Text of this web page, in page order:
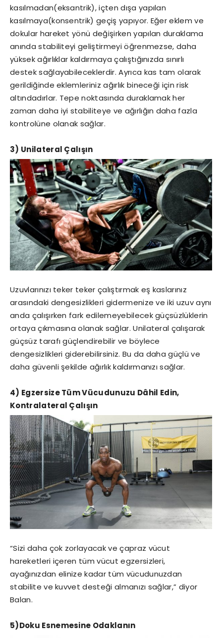
kasılmadan(eksantrik), içten dışa yapılan
kasılmaya(konsentrik) geçiş yapıyor. Eğer eklem ve
dokular hareket yönü değişirken yapılan duraklama
anında stabiliteyi geliştirmeyi öğrenmezse, daha
yüksek ağırlıklar kaldırmaya çalıştığınızda sınırlı
destek sağlayabileceklerdir. Ayrıca kas tam olarak
gerildiğinde eklemleriniz ağırlık bineceği için risk
altındadırlar. Tepe noktasında duraklamak her
zaman daha iyi stabiliteye ve ağırlığın daha fazla
kontrolüne olanak sağlar.
3) Unilateral Çalışın
Uzuvlarınızı teker teker çalıştırmak eş kaslarınız
arasındaki dengesizlikleri gidermenize ve iki uzuv aynı
anda çalışırken fark edilemeyebilecek güçsüzlüklerin
ortaya çıkmasına olanak sağlar. Unilateral çalışarak
güçsüz tarafı güçlendirebilir ve böylece
dengesizlikleri giderebilirsiniz. Bu da daha güçlü ve
daha güvenli şekilde ağırlık kaldırmanızı sağlar.
4) Egzersize Tüm Vücudunuzu Dâhil Edin,
Kontralateral Çalışın
“Sizi daha çok zorlayacak ve çapraz vücut
hareketleri içeren tüm vücut egzersizleri,
ayağınızdan elinize kadar tüm vücudunuzdan
stabilite ve kuvvet desteği almanızı sağlar,” diyor
Balan.
5)Doku Esnemesine Odaklanın